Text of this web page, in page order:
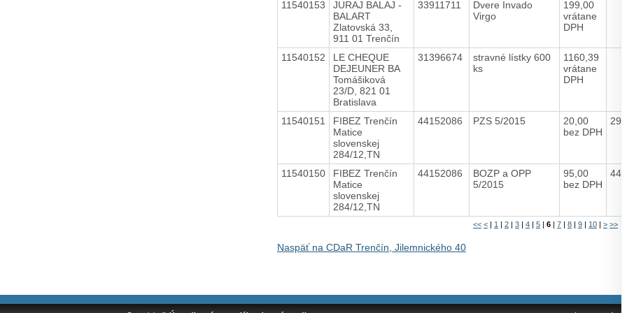
11540153
JURAJ BALAJ -
BALART
Zlatovská 33,
911 01 Trenčín
33911711
Dvere Invado
Virgo
199,00
vrátane
DPH
11540152
LE CHEQUE
DEJEUNER BA
Tomášiková
23/D, 821 01
Bratislava
31396674
stravné lístky 600
ks
1160,39
vrátane
DPH
11540151
FIBEZ Trenčín
Matice
slovenskej
284/12,TN
44152086 PZS 5/2015
20,00
bez DPH
29/
11540150
FIBEZ Trenčín
Matice
slovenskej
284/12,TN
44152086
BOZP a OPP
5/2015
95,00
bez DPH
<< <| 1 | 2| 3| 4| 5| 6| 7| 8| 9| 10| > >>
Naspäť na CDaR Trenčín, Jilemnického 40